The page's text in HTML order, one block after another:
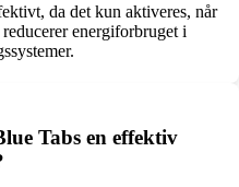
da det kun aktiveres, når
energiforbruget i
Tabs en effektiv